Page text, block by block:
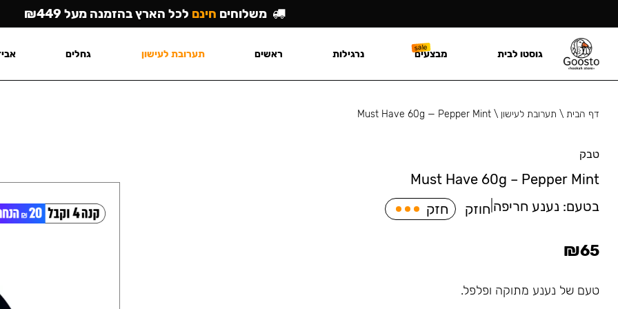
דף הבית\ תערובת לעישון \
Must Have 60g — Pepper Mint
טבק
Must Have 60g – Pepper Mint
בטעם: נענע חריפה חוזק חזק
₪65
טעם של נענע מתוקה ופלפל.
משלוחים חינם לכל הארץ בהזמנה מעל ₪449
גוסטו לבית מבצעים נרגילות ראשים תערובת לעישון גחלים